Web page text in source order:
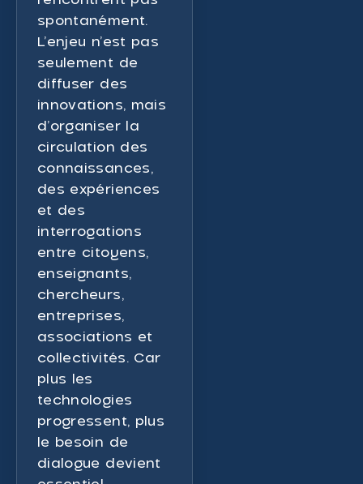
spontanément.
L’enjeu n’est pas
seulement de
diffuser des
innovations, mais
d’organiser la
circulation des
connaissances,
des expériences
et des
interrogations
entre citoyens,
enseignants,
chercheurs,
entreprises,
associations et
collectivités. Car
plus les
technologies
progressent, plus
le besoin de
dialogue devient